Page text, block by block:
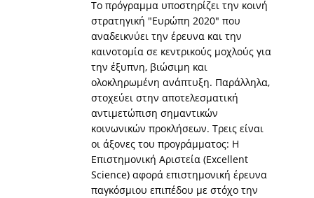
Το πρόγραμμα υποστηρίζει την κοινή
στρατηγική "Ευρώπη 2020" που
αναδεικνύει την έρευνα και την
καινοτομία σε κεντρικούς μοχλούς για
την έξυπνη, βιώσιμη και
ολοκληρωμένη ανάπτυξη. Παράλληλα,
στοχεύει στην αποτελεσματική
αντιμετώπιση σημαντικών
κοινωνικών προκλήσεων. Τρεις είναι
οι άξονες του προγράμματος: Η
Επιστημονική Αριστεία (Εxcellent
Science) αφορά επιστημονική έρευνα
παγκόσμιου επιπέδου με στόχο την